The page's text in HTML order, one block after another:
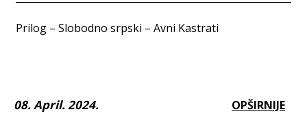
Prilog – Slobodno srpski – Avni Kastrati
08. April. 2024. OPŠIRNIJE